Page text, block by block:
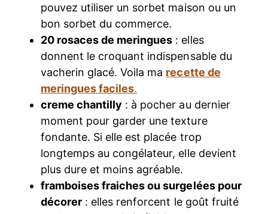
pouvez utiliser un sorbet maison ou un
bon sorbet du commerce.
20 rosaces de meringues : elles
donnent le croquant indispensable du
vacherin glacé. Voila ma recette de
meringues faciles.
creme chantilly : à pocher au dernier
moment pour garder une texture
fondante. Si elle est placée trop
longtemps au congélateur, elle devient
plus dure et moins agréable.
framboises fraiches ou surgelées pour
décorer : elles renforcent le goût fruité